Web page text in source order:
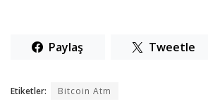
Paylaş Tweetle
Etiketler: Bitcoin Atm